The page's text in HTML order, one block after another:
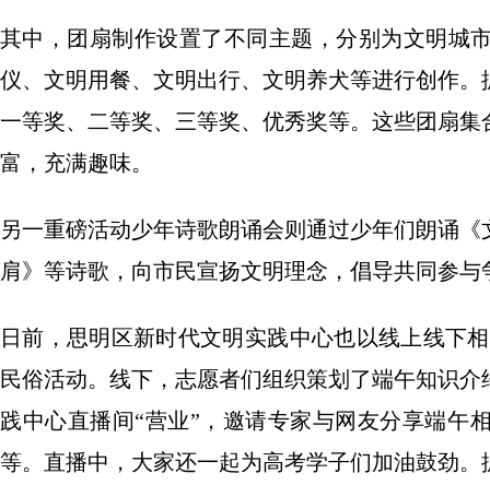
其中，团扇制作设置了不同主题，分别为文明城
仪、文明用餐、文明出行、文明养犬等进行创作
一等奖、二等奖、三等奖、优秀奖等。这些团扇
富，充满趣味。
另一重磅活动少年诗歌朗诵会则通过少年们朗诵
肩》等诗歌，向市民宣扬文明理念，倡导共同参
日前，思明区新时代文明实践中心也以线上线下
民俗活动。线下，志愿者们组织策划了端午知识
践中心直播间“营业”，邀请专家与网友分享端午
等。直播中，大家还一起为高考学子们加油鼓劲